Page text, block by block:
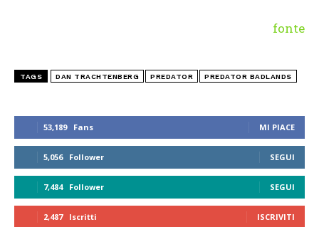
53,189 Fans MI PIACE
5,056 Follower SEGUI
7,484 Follower SEGUI
2,487 Iscritti ISCRIVITI
fonte
TAGS DAN TRACHTENBERG PREDATOR PREDATOR BADLANDS